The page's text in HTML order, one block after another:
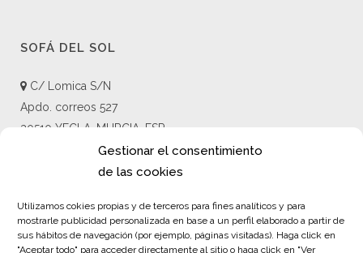
Gestionar el consentimiento
de las cookies
Utilizamos cokies propias y de terceros para fines analíticos y para
mostrarle publicidad personalizada en base a un perfil elaborado a partir de
sus hábitos de navegación (por ejemplo, páginas visitadas). Haga click en
"Aceptar todo" para acceder directamente al sitio o haga click en "Ver
SOFÁ DEL SOL
C/ Lomica S/N
Apdo. correos 527
30510 YECLA, MURCIA, ESP
+34 868 058 622
+34 694 431 675